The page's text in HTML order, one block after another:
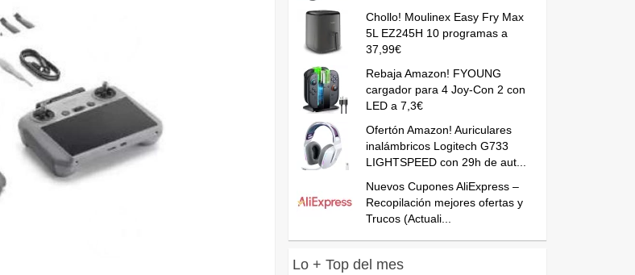
Chollo! Moulinex Easy Fry Max
5L EZ245H 10 programas a
37,99€
Rebaja Amazon! FYOUNG
cargador para 4 Joy-Con 2 con
LED a 7,3€
Ofertón Amazon! Auriculares
inalámbricos Logitech G733
LIGHTSPEED con 29h de aut...
Nuevos Cupones AliExpress –
Recopilación mejores ofertas y
Trucos (Actuali...
Lo + Top del mes